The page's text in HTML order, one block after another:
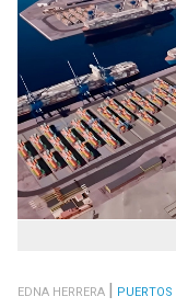
EDNA HERRERA PUERTOS